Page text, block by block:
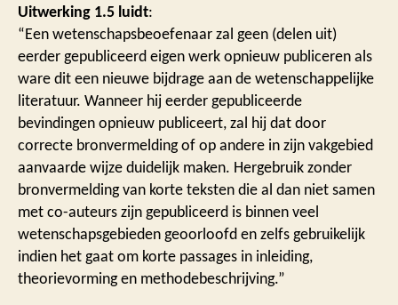
Uitwerking 1.5 luidt:
“Een wetenschapsbeoefenaar zal geen (delen uit)
eerder gepubliceerd eigen werk opnieuw publiceren als
ware dit een nieuwe bijdrage aan de wetenschappelijke
literatuur. Wanneer hij eerder gepubliceerde
bevindingen opnieuw publiceert, zal hij dat door
correcte bronvermelding of op andere in zijn vakgebied
aanvaarde wijze duidelijk maken. Hergebruik zonder
bronvermelding van korte teksten die al dan niet samen
met co-auteurs zijn gepubliceerd is binnen veel
wetenschapsgebieden geoorloofd en zelfs gebruikelijk
indien het gaat om korte passages in inleiding,
theorievorming en methodebeschrijving.”